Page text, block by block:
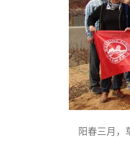
阳春三月，